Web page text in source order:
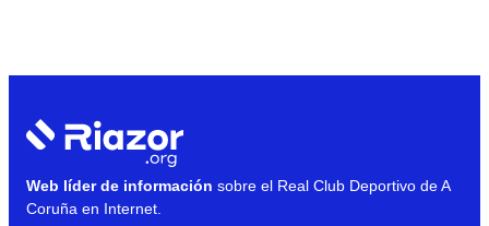
Web líder de información sobre el Real Club Deportivo de A
Coruña en Internet.